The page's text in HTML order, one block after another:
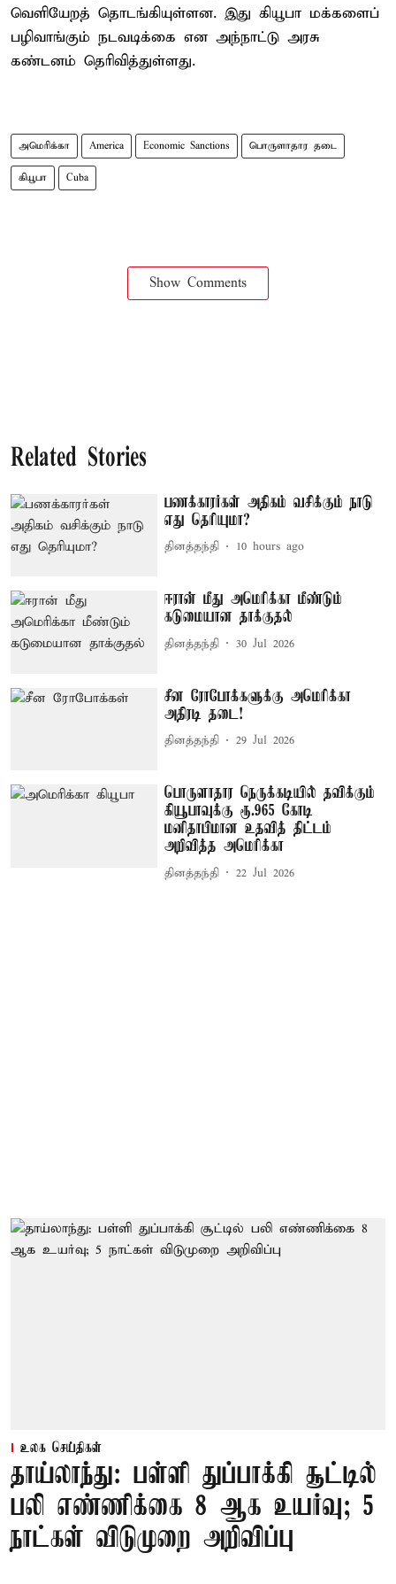
வெளியேறத் தொடங்கியுள்ளன. இது கியூபா மக்களைப்
பழிவாங்கும் நடவடிக்கை என அந்நாட்டு அரசு
கண்டனம் தெரிவித்துள்ளது.
அமெரிக்கா America Economic Sanctions பொருளாதார தடை
கியூபா Cuba
Show Comments
Related Stories
பணக்காரர்கள் அதிகம் வசிக்கும் நாடு
எது தெரியுமா?
தினத்தந்தி 10 hours ago
ஈரான் மீது அமெரிக்கா மீண்டும்
கடுமையான தாக்குதல்
தினத்தந்தி 30 Jul 2026
சீன ரோபோக்களுக்கு அமெரிக்கா
அதிரடி தடை!
தினத்தந்தி 29 Jul 2026
பொருளாதார நெருக்கடியில் தவிக்கும்
கியூபாவுக்கு ரூ.965 கோடி
மனிதாபிமான உதவித் திட்டம்
அறிவித்த அமெரிக்கா
தினத்தந்தி 22 Jul 2026
உலக செய்திகள்
தாய்லாந்து: பள்ளி துப்பாக்கி சூட்டில்
பலி எண்ணிக்கை 8 ஆக உயர்வு; 5
நாட்கள் விடுமுறை அறிவிப்பு